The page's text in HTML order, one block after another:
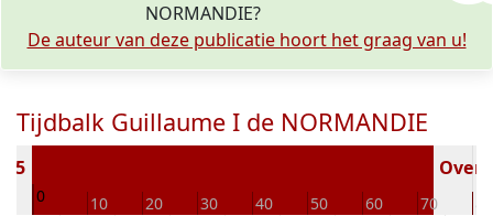
NORMANDIE?
De auteur van deze publicatie hoort het graag van u!
Tijdbalk Guillaume I de NORMANDIE
0 10 20 30 40 50 60 70